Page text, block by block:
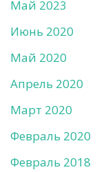
Май 2023
Июнь 2020
Май 2020
Апрель 2020
Март 2020
Февраль 2020
Февраль 2018